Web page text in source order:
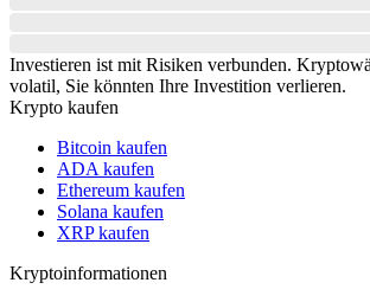
Investieren ist mit Risiken verbunden.
volatil, Sie könnten Ihre Investition verlieren.
Krypto kaufen
Bitcoin kaufen
ADA kaufen
Ethereum kaufen
Solana kaufen
XRP kaufen
Kryptoinformationen